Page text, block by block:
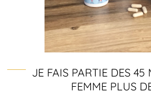
JE FAIS PARTIE DES 45
FEMME PLUS